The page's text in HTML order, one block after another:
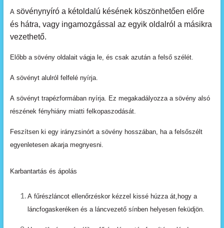
A sövénynyíró a kétoldalú késének köszönhetően előre
és hátra, vagy ingamozgással az egyik oldalról a másikra
vezethető.
Előbb a sövény oldalait vágja le, és csak azután a felső szélét.
A sövényt alulról felfelé nyírja.
A sövényt trapézformában nyírja. Ez megakadályozza a sövény alsó
részének fényhiány miatti felkopaszodását.
Feszítsen ki egy irányzsinórt a sövény hosszában,
ha a felsőszélt
egyenletesen akarja megnyesni.
Karbantartás és ápolás
A fűrészláncot ellenőrzéskor kézzel kissé húzza át,hogy a
láncfogaskeréken és a láncvezető sínben helyesen feküdjön.